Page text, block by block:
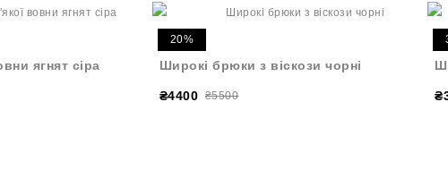
ягнят сіра
20%
Широкі брюки з віскози чорні
₴4400 ₴5500